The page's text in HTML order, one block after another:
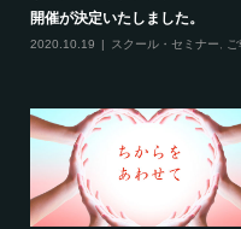
開催が決定いたしました。
2020.10.19 スクール・セミナー